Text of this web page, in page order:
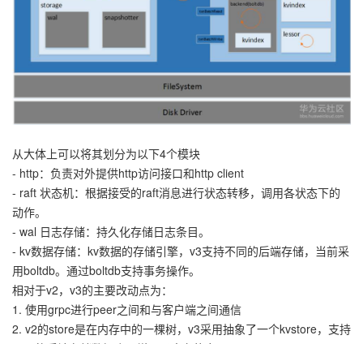
从大体上可以将其划分为以下4个模块
- http：负责对外提供http访问接口和http client
- raft 状态机：根据接受的raft消息进行状态转移，调用各状态下的
动作。
- wal 日志存储：持久化存储日志条目。
- kv数据存储：kv数据的存储引擎，v3支持不同的后端存储，当前采
用boltdb。通过boltdb支持事务操作。
相对于v2，v3的主要改动点为：
1. 使用grpc进行peer之间和与客户端之间通信
2. v2的store是在内存中的一棵树，v3采用抽象了一个kvstore，支持